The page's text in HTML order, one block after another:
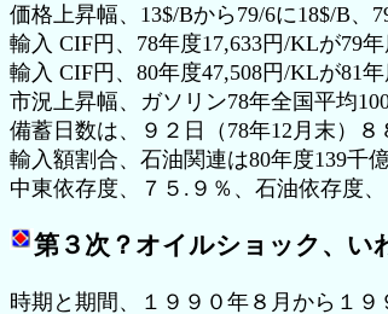
価格上昇幅、13$/Bから79/6に18$/B、
輸入 CIF円、78年度17,633円/KLが79
輸入 CIF円、80年度47,508円/KLが81
市況上昇幅、ガソリン78年全国平均
備蓄日数は、９２日（78年12月末）８
輸入額割合、石油関連は80年度139千
中東依存度、７５.９％、石油依存度、
第３次？オイルショック、い
時期と期間、１９９０年８月から１